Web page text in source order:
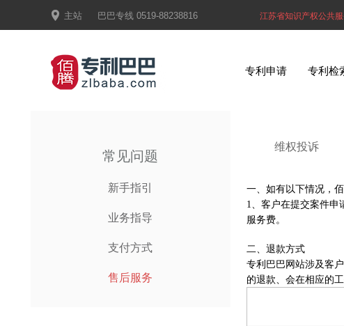
 主站 巴巴专线 0519-88238816 江苏省知识产权公共
专利申请 专利检
常见问题
新手指引
业务指导
支付方式
售后服务
维权投诉
一、如有以下情况，
1、客户在提交案件申
服务费。
二、退款方式
专利巴巴网站涉及客
的退款、会在相应的